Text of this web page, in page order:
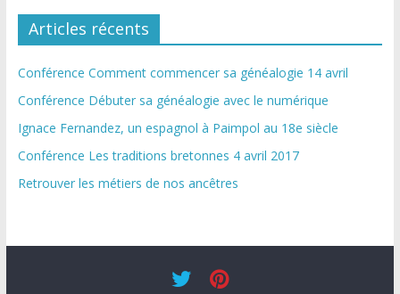
Articles récents
Conférence Comment commencer sa généalogie 14 avril
Conférence Débuter sa généalogie avec le numérique
Ignace Fernandez, un espagnol à Paimpol au 18e siècle
Conférence Les traditions bretonnes 4 avril 2017
Retrouver les métiers de nos ancêtres